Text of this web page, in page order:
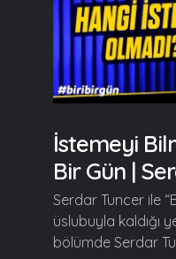
İstemeyi
Bir Gün |
Serdar Tuncer ile
üslubuyla kaldığı
bölümde Serdar